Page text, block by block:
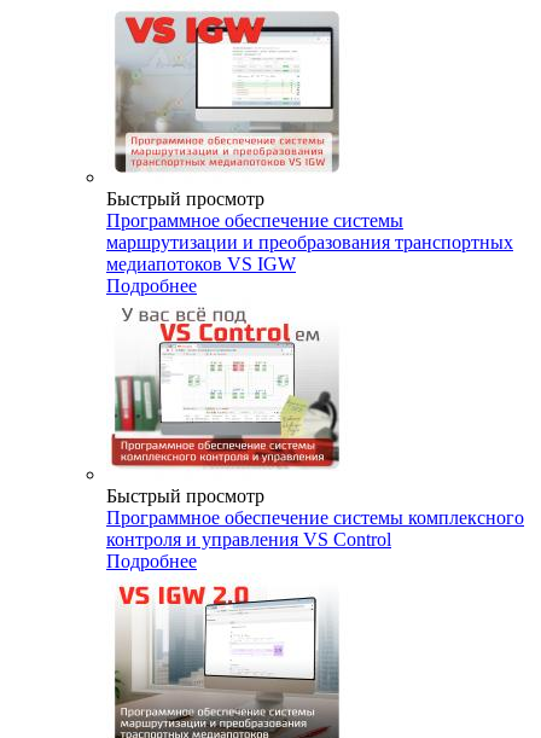
Быстрый просмотр
Программное обеспечение системы
маршрутизации и преобразования транспортных
медиапотоков VS IGW
Подробнее
Быстрый просмотр
Программное обеспечение системы комплексного
контроля и управления VS Control
Подробнее